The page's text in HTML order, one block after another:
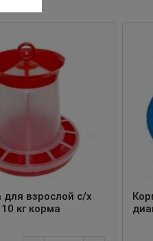
взрослой с/х
кг корма